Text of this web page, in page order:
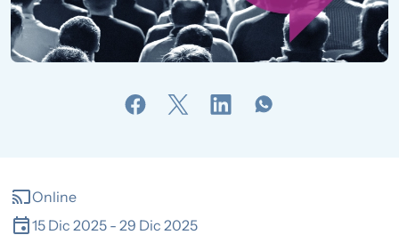
castOnline
event15 Dic 2025 - 29 Dic 2025